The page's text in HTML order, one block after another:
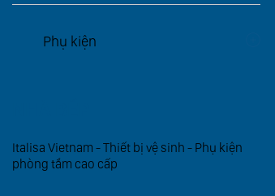
Phụ kiện
Italisa Vietnam - Thiết bị vệ sinh - Phụ kiện
phòng tắm cao cấp